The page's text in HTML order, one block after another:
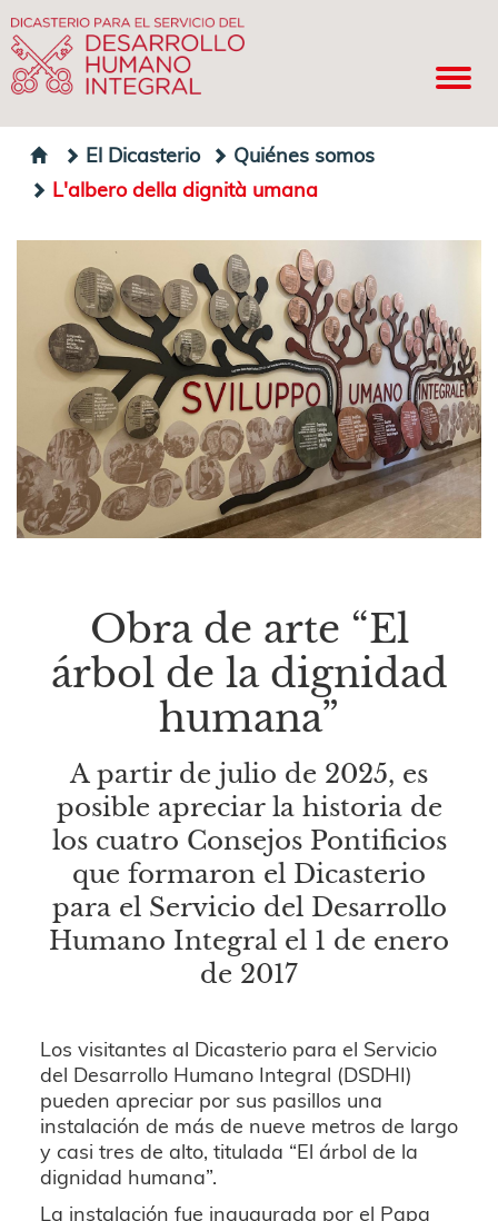
El Dicasterio
Quiénes somos
L'albero della dignità umana
Obra de arte “El
árbol de la dignidad
humana”
A partir de julio de 2025, es
posible apreciar la historia de
los cuatro Consejos Pontificios
que formaron el Dicasterio
para el Servicio del Desarrollo
Humano Integral el 1 de enero
de 2017
Los visitantes al Dicasterio para el Servicio
del Desarrollo Humano Integral (DSDHI)
pueden apreciar por sus pasillos una
instalación de más de nueve metros de largo
y casi tres de alto, titulada “El árbol de la
dignidad humana”.
La instalación fue inaugurada por el Papa